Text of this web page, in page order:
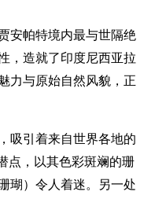
安帕特境内最与世隔绝
，造就了印度尼西亚拉
力与原始自然风貌，正
吸引着来自世界各地的
点，以其色彩斑斓的珊
瑚）令人着迷。另一处